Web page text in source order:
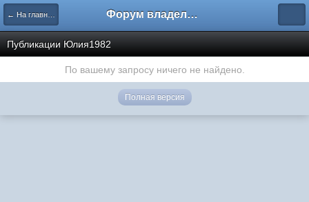
← На главную Форум владельцев интернет-магазинов
Публикации Юлия1982
По вашему запросу ничего не найдено.
Полная версия